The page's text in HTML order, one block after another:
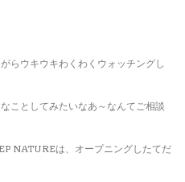
らウキウキわくわくウォッチングし
ことしてみたいなあ～なんてご相談
NATUREは、オープニングしたてだ